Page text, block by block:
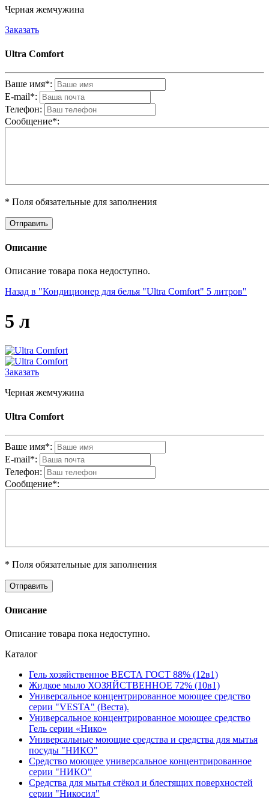
Черная жемчужина
Заказать
Ultra Comfort
Ваше имя*:
E-mail*:
Телефон:
Cообщениe*:
* Поля обязательные для заполнения
Описание
Описание товара пока недоступно.
Назад в "Кондиционер для белья "Ultra Comfort" 5 литров"
5 л
Заказать
Черная жемчужина
Ultra Comfort
Ваше имя*:
E-mail*:
Телефон:
Cообщениe*:
* Поля обязательные для заполнения
Описание
Описание товара пока недоступно.
Каталог
Гель хозяйственное ВЕСТА ГОСТ 88% (12в1)
Жидкое мыло ХОЗЯЙСТВЕННОЕ 72% (10в1)
Универсальное концентрированное моющее средство
серии "VESTA" (Веста).
Универсальное концентрированное моющее средство
Гель серии «Нико»
Универсальные моющие средства и средства для мытья
посуды "НИКО"
Средство моющее универсальное концентрированное
серии "НИКО"
Средства для мытья стёкол и блестящих поверхностей
серии "Никосил"